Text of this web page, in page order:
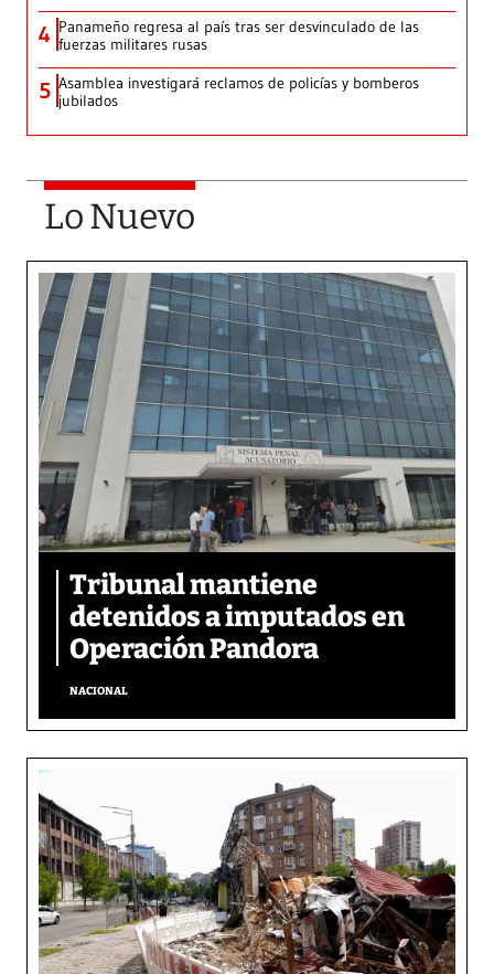
4 Panameño regresa al país tras ser desvinculado de las
fuerzas militares rusas
5 Asamblea investigará reclamos de policías y bomberos
jubilados
Lo Nuevo
Tribunal mantiene
detenidos a imputados en
Operación Pandora
NACIONAL